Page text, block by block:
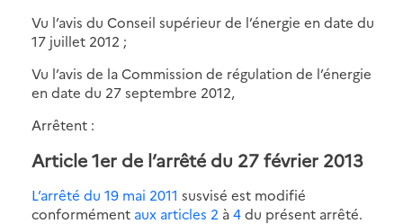
Vu l’avis du Conseil supérieur de l’énergie en date du
17 juillet 2012 ;
Vu l’avis de la Commission de régulation de l’énergie
en date du 27 septembre 2012,
Arrêtent :
Article 1er de l’arrêté du 27 février 2013
L’arrêté du 19 mai 2011 susvisé est modifié
conformément aux articles 2 à4du présent arrêté.